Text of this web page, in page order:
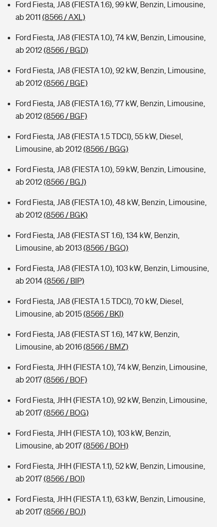
Ford Fiesta, JA8 (FIESTA 1.6), 99 kW, Benzin, Limousine,
ab 2011 (8566 / AXL)
Ford Fiesta, JA8 (FIESTA 1.0), 74 kW, Benzin, Limousine,
ab 2012(8566 / BGD)
Ford Fiesta, JA8 (FIESTA 1.0), 92 kW, Benzin, Limousine,
ab 2012(8566 / BGE)
Ford Fiesta, JA8 (FIESTA 1.6), 77 kW, Benzin, Limousine,
ab 2012(8566 / BGF)
Ford Fiesta, JA8 (FIESTA 1.5 TDCI), 55 kW, Diesel,
Limousine, ab 2012(8566 / BGG)
Ford Fiesta, JA8 (FIESTA 1.0), 59 kW, Benzin, Limousine,
ab 2012(8566 / BGJ)
Ford Fiesta, JA8 (FIESTA 1.0), 48 kW, Benzin, Limousine,
ab 2012(8566 / BGK)
Ford Fiesta, JA8 (FIESTA ST 1.6), 134 kW, Benzin,
Limousine, ab 2013(8566 / BGQ)
Ford Fiesta, JA8 (FIESTA 1.0), 103 kW, Benzin, Limousine,
ab 2014(8566 / BIP)
Ford Fiesta, JA8 (FIESTA 1.5 TDCI), 70 kW, Diesel,
Limousine, ab 2015(8566 / BKI)
Ford Fiesta, JA8 (FIESTA ST 1.6), 147 kW, Benzin,
Limousine, ab 2016(8566 / BMZ)
Ford Fiesta, JHH (FIESTA 1.0), 74 kW, Benzin, Limousine,
ab 2017(8566 / BOF)
Ford Fiesta, JHH (FIESTA 1.0), 92 kW, Benzin, Limousine,
ab 2017(8566 / BOG)
Ford Fiesta, JHH (FIESTA 1.0), 103 kW, Benzin,
Limousine, ab 2017(8566 / BOH)
Ford Fiesta, JHH (FIESTA 1.1), 52 kW, Benzin, Limousine,
ab 2017(8566 / BOI)
Ford Fiesta, JHH (FIESTA 1.1), 63 kW, Benzin, Limousine,
ab 2017(8566 / BOJ)